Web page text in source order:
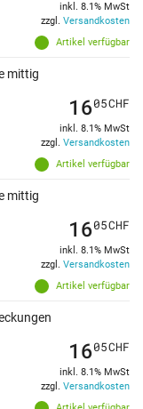
Artikel verfügbar
inkl. 8.1% MwSt
zzgl. Versandkosten
mittig
Artikel verfügbar
1605CHF
inkl. 8.1% MwSt
zzgl. Versandkosten
mittig
Artikel verfügbar
1605CHF
inkl. 8.1% MwSt
zzgl. Versandkosten
1605CHF
inkl. 8.1% MwSt
zzgl. Versandkosten